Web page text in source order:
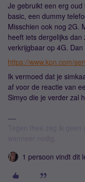
Je gebruikt een erg
basic, een dummy
Misschien ook nog 2G.
heeft iets dergelijks
verkrijgbaar op 4G.
https://www.kpn.com/
Ik vermoed dat je
af voor de reactie van
Simyo die je verder zal
1 persoon vindt dit